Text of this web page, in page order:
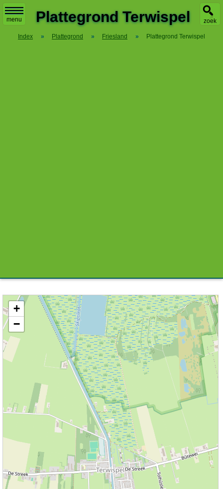
menu zoek
Plattegrond Terwispel
Index » Plattegrond » Friesland » Plattegrond Terwispel
Kaart / Plattegrond Terwispel centrum
+
−